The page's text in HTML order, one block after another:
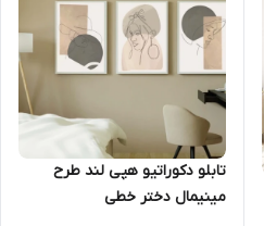
تابلو دکوراتیو هپی لند طرح
مینیمال دختر خطی